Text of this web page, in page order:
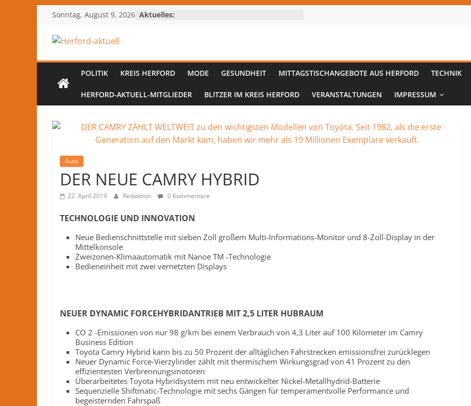
Zum
springen
Sonntag, August 9, 2026 Aktuelles:
Herford-
aktuell
Nachrichten
Kultur
und
dem
Kreis
Herford
Nachrichten
Kreis
POLITIK KREIS HERFORD MODE GESUNDHEIT MITTAGSTISCHANGEBOTE AUS HERFORD TECHNIK
HERFORD-AKTUELL-MITGLIEDER BLITZER IM KREIS HERFORD VERANSTALTUNGEN IMPRESSUM
Auto
DER NEUE CAMRY HYBRID
22. April 2019 Redaktion 0 Kommentare
TECHNOLOGIE UND INNOVATION
Neue Bedienschnittstelle mit sieben Zoll großem Multi-Informations-Monitor und 8-Zoll-Display in der
Mittelkonsole
Zweizonen-Klimaautomatik mit Nanoe TM -Technologie
Bedieneinheit mit zwei vernetzten Displays
NEUER DYNAMIC FORCEHYBRIDANTRIEB MIT 2,5 LITER HUBRAUM
CO 2 -Emissionen von nur 98 g/km bei einem Verbrauch von 4,3 Liter auf 100 Kilometer im Camry
Business Edition
Toyota Camry Hybrid kann bis zu 50 Prozent der alltäglichen Fahrstrecken emissionsfrei zurücklegen
Neuer Dynamic Force-Vierzylinder zählt mit thermischem Wirkungsgrad von 41 Prozent zu den
effizientesten Verbrennungsmotoren
Überarbeitetes Toyota Hybridsystem mit neu entwickelter Nickel-Metallhydrid-Batterie
Sequenzielle Shiftmatic-Technologie mit sechs Gängen für temperamentvolle Performance und
begeisternden Fahrspaß